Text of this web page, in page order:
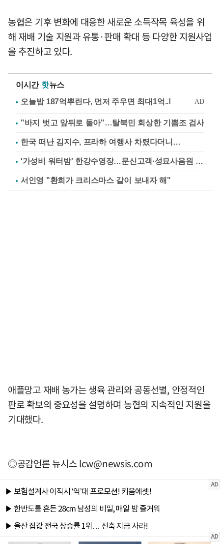
농협은 기후 변화에 대응한 새로운 소득작목 육성을 위
해 재배 기술 지원과 유통·판매 확대 등 다양한 지원사업
을 추진하고 있다.
이시간 핫뉴스
"바지 벗고 앞뒤로 돌아"…탈북민 회상한 기쁨조 검사
한국 떠난 김지수, 프라하 여행사 차렸다더니…
'가성비 워터밤' 한강수영장…문신고객·성묘사음원 민원
서인영 "환희가 크리스마스 같이 보내자 해"
애플망고 재배 농가는 생육 관리와 공동선별, 안정적인
판로 확보의 중요성을 설명하며 농협의 지속적인 지원을
기대했다.
◎공감언론 뉴시스lcw@newsis.com